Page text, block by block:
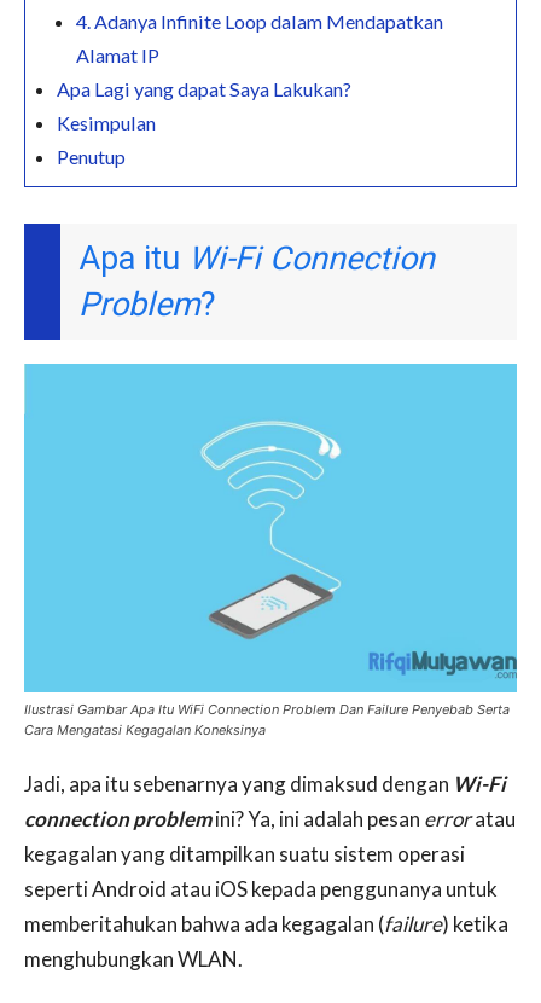
4. Adanya Infinite Loop dalam Mendapatkan
Alamat IP
Apa Lagi yang dapat Saya Lakukan?
Kesimpulan
Penutup
Apa itu Wi-Fi Connection
Problem?
Ilustrasi Gambar Apa Itu WiFi Connection Problem Dan Failure Penyebab Serta
Cara Mengatasi Kegagalan Koneksinya
Jadi, apa itu sebenarnya yang dimaksud dengan Wi-Fi
connection problemini? Ya, ini adalah pesan erroratau
kegagalan yang ditampilkan suatu sistem operasi
seperti Android atau iOS kepada penggunanya untuk
memberitahukan bahwa ada kegagalan (failure) ketika
menghubungkan WLAN.